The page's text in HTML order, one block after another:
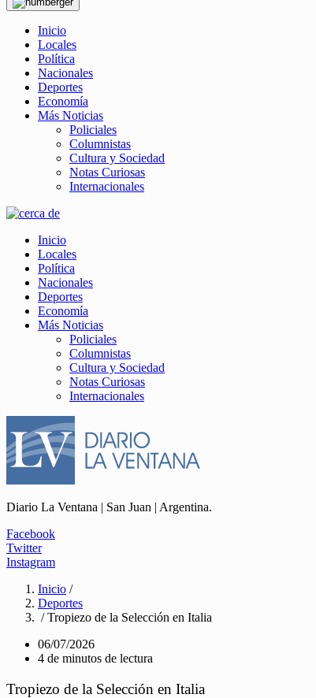
Inicio
Locales
Política
Nacionales
Deportes
Economía
Más Noticias
Policiales
Columnistas
Cultura y Sociedad
Notas Curiosas
Internacionales
Inicio
Locales
Política
Nacionales
Deportes
Economía
Más Noticias
Policiales
Columnistas
Cultura y Sociedad
Notas Curiosas
Internacionales
Diario La Ventana | San Juan | Argentina.
Facebook
Twitter
Instagram
Inicio /
Deportes
/ Tropiezo de la Selección en Italia
06/07/2026
4 de minutos de lectura
Tropiezo de la Selección en Italia